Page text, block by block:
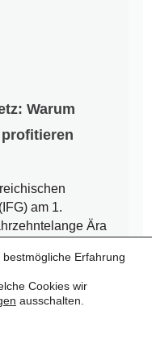
Warum
am 1.
Ära
auf Zugang zu
auf kommunaler
Erfahrung
Cookies wir
ausschalten.